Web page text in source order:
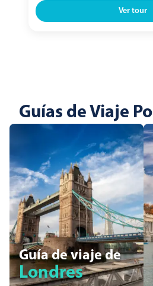
Ver tour
Guías de Viaje
Guía de viaje de
Londres